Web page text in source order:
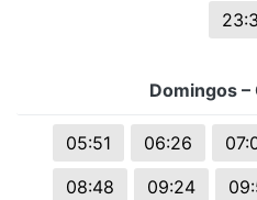
Domingos
05:51 06:26
08:48
09:24